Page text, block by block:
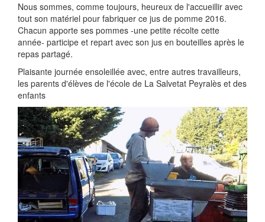
Nous sommes, comme toujours, heureux de l'accueillir avec
tout son matériel pour fabriquer ce jus de pomme 2016.
Chacun apporte ses pommes -une petite récolte cette
année- participe et repart avec son jus en bouteilles après le
repas partagé.
Plaisante journée ensoleillée avec, entre autres travailleurs,
les parents d'élèves de l'école de La Salvetat Peyralès et des
enfants